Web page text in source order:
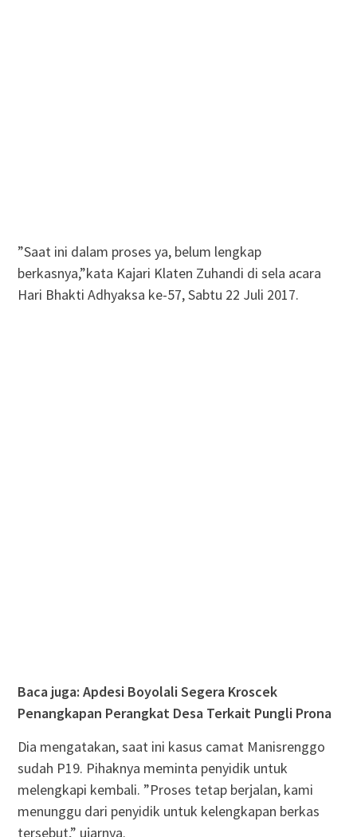
”Saat ini dalam proses ya, belum lengkap
berkasnya,”kata Kajari Klaten Zuhandi di sela acara
Hari Bhakti Adhyaksa ke-57, Sabtu 22 Juli 2017.
Baca juga: Apdesi Boyolali Segera Kroscek
Penangkapan Perangkat Desa Terkait Pungli Prona
Dia mengatakan, saat ini kasus camat Manisrenggo
sudah P19. Pihaknya meminta penyidik untuk
melengkapi kembali. ”Proses tetap berjalan, kami
menunggu dari penyidik untuk kelengkapan berkas
tersebut,” ujarnya.